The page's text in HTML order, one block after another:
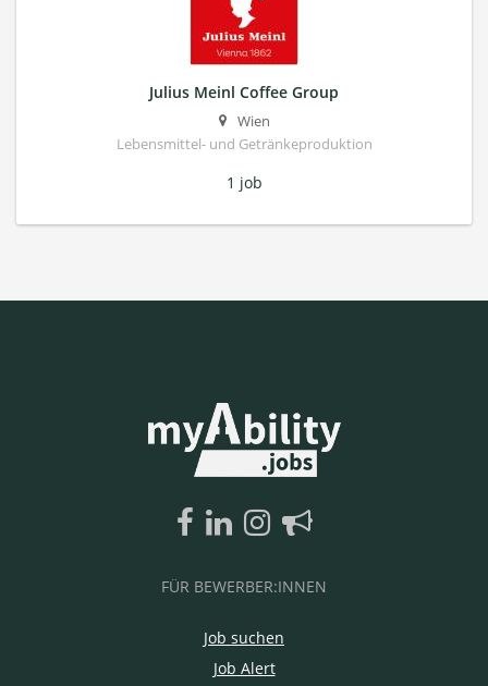
Julius Meinl Coffee Group
Wien
Lebensmittel- und Getränkeproduktion
1 job
FÜR BEWERBER:INNEN
Job suchen
Job Alert